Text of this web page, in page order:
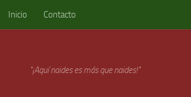
Skip to content
Inicio Contacto
"¡Aquí naides es más que naides!"